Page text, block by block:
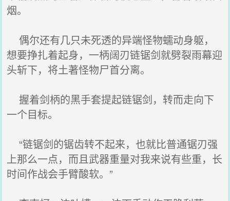
烟。
偶尔还有几只未死透的异端怪物蠕动身躯，
想要挣扎着起身，一柄阔刃链锯剑就劈裂雨幕迎
头斩下，将土著怪物尸首分离。
握着剑柄的黑手套提起链锯剑，转而走向下
一个目标。
“链锯剑的锯齿转不起来，也就比普通锯刃强
上那么一点，而且武器重量对我来说有些重，长
时间作战会手臂酸软。”